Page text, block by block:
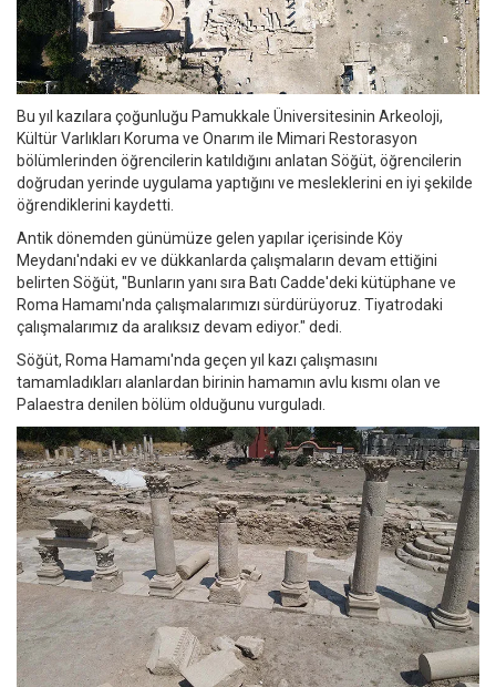
Bu yıl kazılara çoğunluğu Pamukkale Üniversitesinin Arkeoloji,
Kültür Varlıkları Koruma ve Onarım ile Mimari Restorasyon
bölümlerinden öğrencilerin katıldığını anlatan Söğüt, öğrencilerin
doğrudan yerinde uygulama yaptığını ve mesleklerini en iyi şekilde
öğrendiklerini kaydetti.
Antik dönemden günümüze gelen yapılar içerisinde Köy
Meydanı'ndaki ev ve dükkanlarda çalışmaların devam ettiğini
belirten Söğüt, "Bunların yanı sıra Batı Cadde'deki kütüphane ve
Roma Hamamı'nda çalışmalarımızı sürdürüyoruz. Tiyatrodaki
çalışmalarımız da aralıksız devam ediyor." dedi.
Söğüt, Roma Hamamı'nda geçen yıl kazı çalışmasını
tamamladıkları alanlardan birinin hamamın avlu kısmı olan ve
Palaestra denilen bölüm olduğunu vurguladı.